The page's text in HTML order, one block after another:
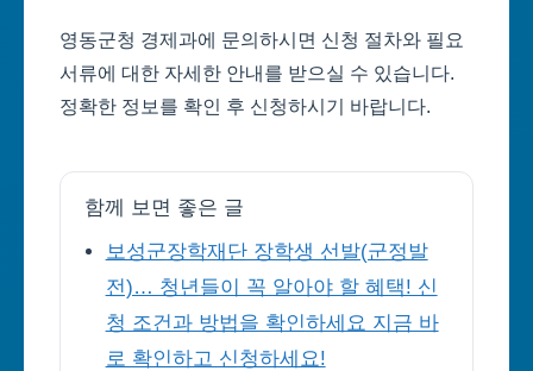
영동군청 경제과에 문의하시면 신청 절차와 필요
서류에 대한 자세한 안내를 받으실 수 있습니다.
정확한 정보를 확인 후 신청하시기 바랍니다.
함께 보면 좋은 글
보성군장학재단 장학생 선발(군정발
전)… 청년들이 꼭 알아야 할 혜택! 신
청 조건과 방법을 확인하세요 지금 바
로 확인하고 신청하세요!